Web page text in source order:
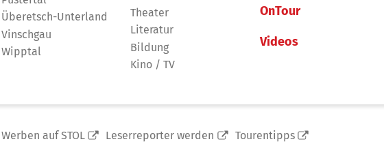
Überetsch-Unterland
Vinschgau
Wipptal
Theater
Literatur
Bildung
Kino / TV
OnTour
Videos
Werben auf STOL Leserreporter werden Tourentipps